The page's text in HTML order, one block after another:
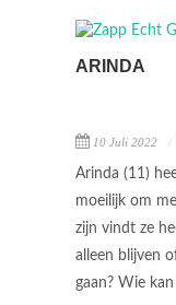
ARINDA
10 Juli 2022
Arinda (11)
moeilijk om
zijn vindt ze
alleen blijven
gaan? Wie